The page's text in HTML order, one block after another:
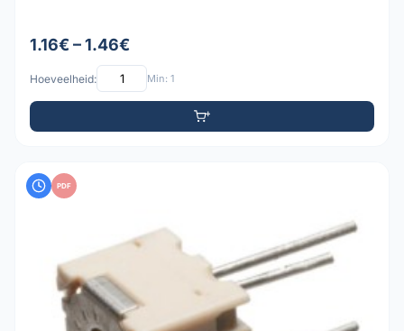
1.16€ – 1.46€
Hoeveelheid: Min: 1
PDF